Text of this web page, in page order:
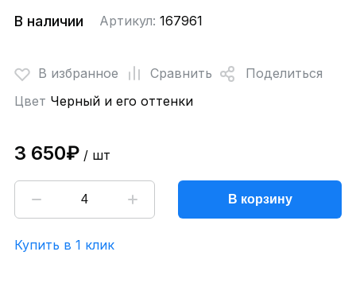
В наличии Артикул: 167961
В избранное Сравнить
Поделиться
Цвет Черный и его оттенки
3 650₽/ шт
В корзину
Купить в 1 клик